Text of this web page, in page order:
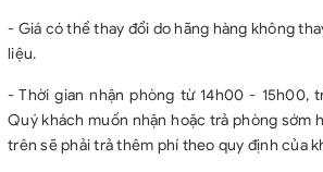
- Giá có thể thay đổi do hãng hàng không
liệu.
- Thời gian nhận phòng từ 14h00 - 15h00,
Quý khách muốn nhận hoặc trả phòng sớm
trên sẽ phải trả thêm phí theo quy định của